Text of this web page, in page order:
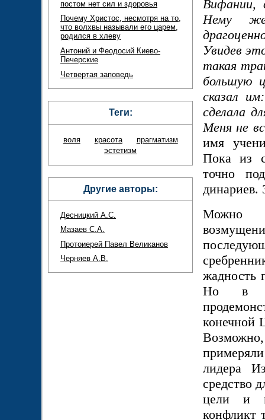
Вифании,
Нему
Увидев
такая
большую
сказал
сделала
Меня не
имя
Пока из
точно
динариев.
Можно
жадность
Но в
конечной
лидера
средство
цели и
конфликт
постом нет сил и здоровья
Почему Христос, несмотря на то,
что волхвы называли его царем,
родился в хлеву
Антоний и Феодосий Киево-
Печерские
Четвертая заповедь
Теги:
воля красота
прагматизм
эстетизм
Другие авторы:
Десницкий А.С.
Мазаев С.А.
Протоиерей Павел Великанов
Черняев А.В.